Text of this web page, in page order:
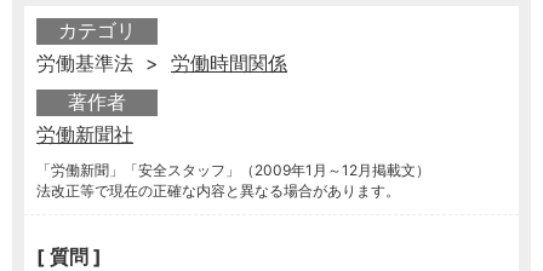
カテゴリ
労働基準法 > 労働時間関係
著作者
労働新聞社
「労働新聞」「安全スタッフ」（2009年1月～12月掲載文）
法改正等で現在の正確な内容と異なる場合があります。
[ 質問 ]